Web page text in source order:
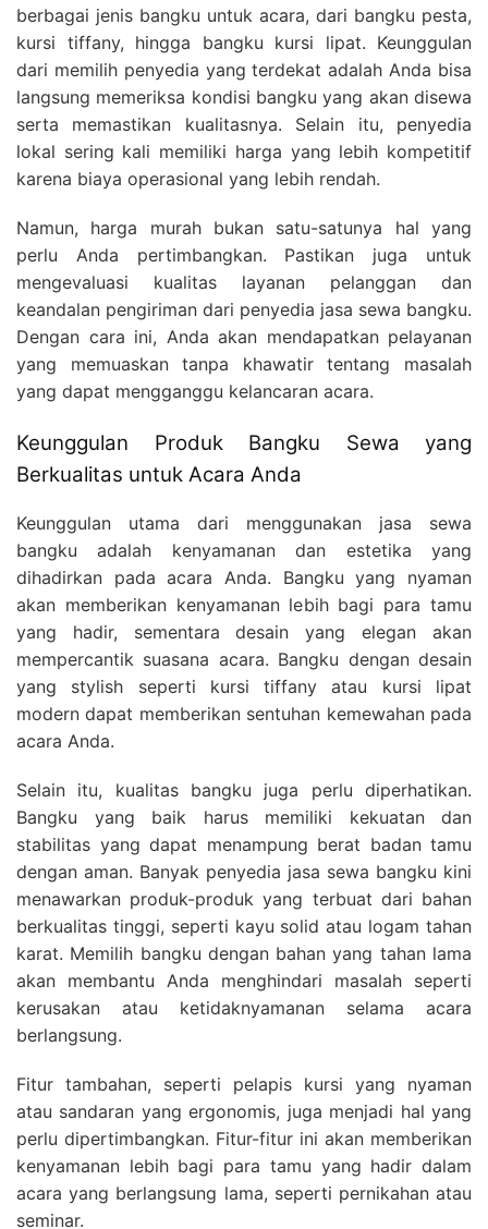
berbagai jenis bangku untuk acara, dari bangku pesta,
kursi tiffany, hingga bangku kursi lipat. Keunggulan
dari memilih penyedia yang terdekat adalah Anda bisa
langsung memeriksa kondisi bangku yang akan disewa
serta memastikan kualitasnya. Selain itu, penyedia
lokal sering kali memiliki harga yang lebih kompetitif
karena biaya operasional yang lebih rendah.
Namun, harga murah bukan satu-satunya hal yang
perlu Anda pertimbangkan. Pastikan juga untuk
mengevaluasi kualitas layanan pelanggan dan
keandalan pengiriman dari penyedia jasa sewa bangku.
Dengan cara ini, Anda akan mendapatkan pelayanan
yang memuaskan tanpa khawatir tentang masalah
yang dapat mengganggu kelancaran acara.
Keunggulan Produk Bangku Sewa yang
Berkualitas untuk Acara Anda
Keunggulan utama dari menggunakan jasa sewa
bangku adalah kenyamanan dan estetika yang
dihadirkan pada acara Anda. Bangku yang nyaman
akan memberikan kenyamanan lebih bagi para tamu
yang hadir, sementara desain yang elegan akan
mempercantik suasana acara. Bangku dengan desain
yang stylish seperti kursi tiffany atau kursi lipat
modern dapat memberikan sentuhan kemewahan pada
acara Anda.
Selain itu, kualitas bangku juga perlu diperhatikan.
Bangku yang baik harus memiliki kekuatan dan
stabilitas yang dapat menampung berat badan tamu
dengan aman. Banyak penyedia jasa sewa bangku kini
menawarkan produk-produk yang terbuat dari bahan
berkualitas tinggi, seperti kayu solid atau logam tahan
karat. Memilih bangku dengan bahan yang tahan lama
akan membantu Anda menghindari masalah seperti
kerusakan atau ketidaknyamanan selama acara
berlangsung.
Fitur tambahan, seperti pelapis kursi yang nyaman
atau sandaran yang ergonomis, juga menjadi hal yang
perlu dipertimbangkan. Fitur-fitur ini akan memberikan
kenyamanan lebih bagi para tamu yang hadir dalam
acara yang berlangsung lama, seperti pernikahan atau
seminar.